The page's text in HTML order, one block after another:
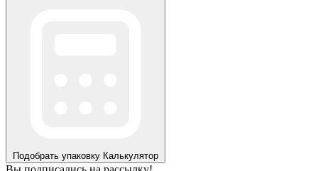
Подобрать упаковку Калькулятор